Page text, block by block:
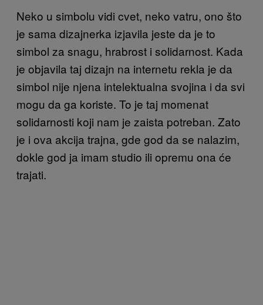
Neko u simbolu vidi cvet, neko vatru, ono što
je sama dizajnerka izjavila jeste da je to
simbol za snagu, hrabrost i solidarnost. Kada
je objavila taj dizajn na internetu rekla je da
simbol nije njena intelektualna svojina i da svi
mogu da ga koriste. To je taj momenat
solidarnosti koji nam je zaista potreban. Zato
je i ova akcija trajna, gde god da se nalazim,
dokle god ja imam studio ili opremu ona će
trajati.